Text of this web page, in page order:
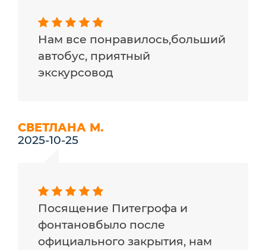
Нам все понравилось,больший
автобус, приятный
экскурсовод
СВЕТЛАНА М.
2025-10-25
Посящение Питегрофа и
фонтановбыло после
официального закрытия, нам